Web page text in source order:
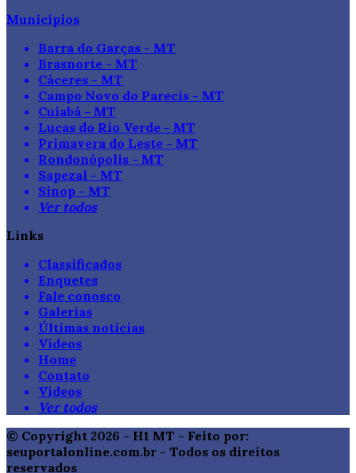
Municípios
Barra do Garças - MT
Brasnorte - MT
Cáceres - MT
Campo Novo do Parecis - MT
Cuiabá - MT
Lucas do Rio Verde - MT
Primavera do Leste - MT
Rondonópolis - MT
Sapezal - MT
Sinop - MT
Ver todos
Links
Classificados
Enquetes
Fale conosco
Galerias
Últimas notícias
Vídeos
Home
Contato
Vídeos
Ver todos
© Copyright 2026 - H1 MT - Feito por:
seuportalonline.com.br - Todos os direitos
reservados